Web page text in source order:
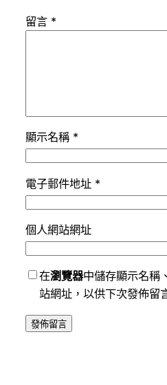
留言 *
顯示名稱 *
電子郵件地址 *
個人網站網址
在瀏覽器中儲存顯示名稱
站網址，以供下次發佈留